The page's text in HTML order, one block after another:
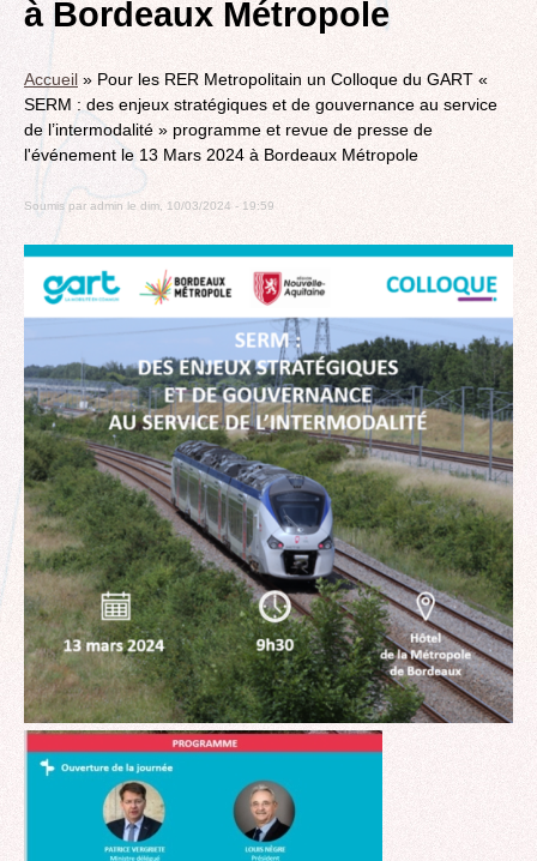
à Bordeaux Métropole
Accueil » Pour les RER Metropolitain un Colloque du GART «
SERM : des enjeux stratégiques et de gouvernance au service
de l’intermodalité » programme et revue de presse de
l'événement le 13 Mars 2024 à Bordeaux Métropole
Soumis par admin le dim, 10/03/2024 - 19:59